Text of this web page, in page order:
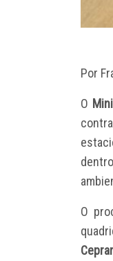
Por
O
O